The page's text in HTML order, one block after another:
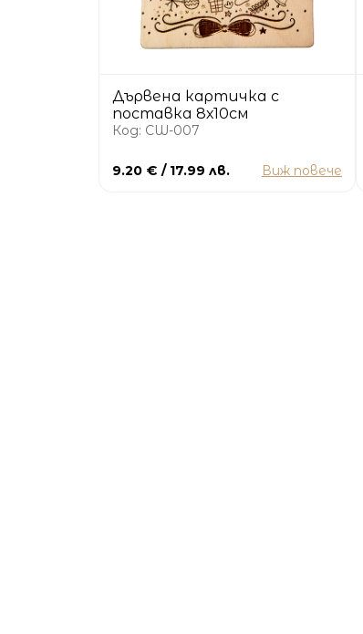
Дървена картичка с
поставка 8х10см
Код: CW-007
9.20 € / 17.99 лв. Виж повече